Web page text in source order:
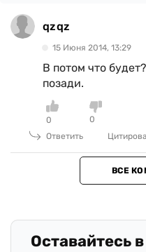
qzqz
15 Июня 2014, 13:29
В потом что
позади.
0
0
Ответить
ВСЕ
Оставайтесь